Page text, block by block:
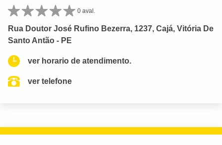
0 aval.
Rua Doutor José Rufino Bezerra, 1237, Cajá, Vitória De
Santo Antão - PE
ver horario de atendimento.
ver telefone